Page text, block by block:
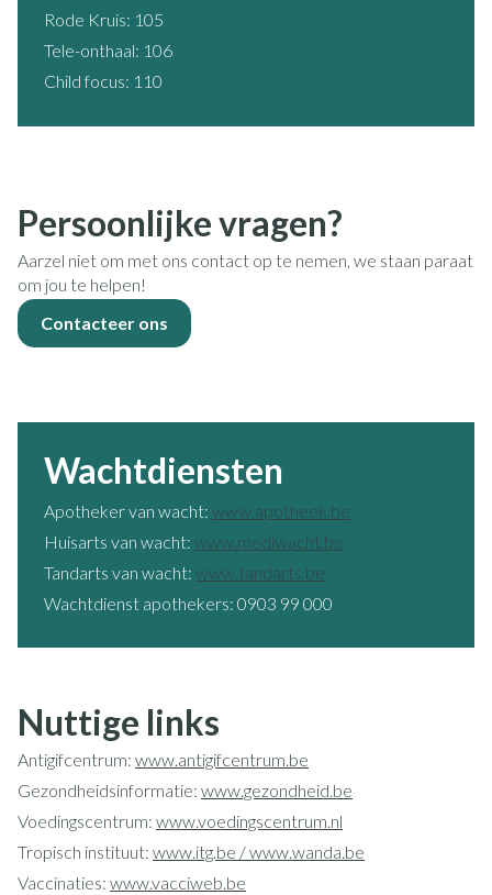
Rode Kruis: 105
Tele-onthaal: 106
Child focus: 110
Persoonlijke vragen?
Aarzel niet om met ons contact op te nemen, we staan paraat
om jou te helpen!
Contacteer ons
Wachtdiensten
Apotheker van wacht: www.apotheek.be
Huisarts van wacht: www.mediwacht.be
Tandarts van wacht: www.tandarts.be
Wachtdienst apothekers: 0903 99 000
Nuttige links
Antigifcentrum: www.antigifcentrum.be
Gezondheidsinformatie: www.gezondheid.be
Voedingscentrum: www.voedingscentrum.nl
Tropisch instituut: www.itg.be / www.wanda.be
Vaccinaties: www.vacciweb.be